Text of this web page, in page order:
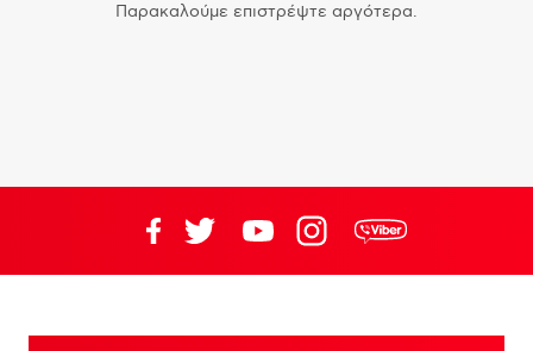
Παρακαλούμε επιστρέψτε αργότερα.